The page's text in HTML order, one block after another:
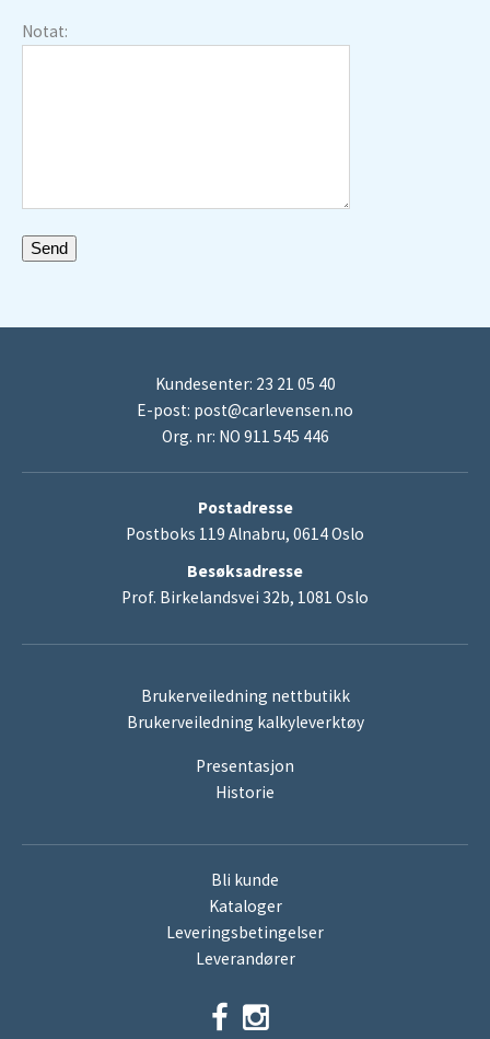
Notat:
Kundesenter: 23 21 05 40
E-post: post@carlevensen.no
Org. nr: NO 911 545 446
Postadresse
Postboks 119 Alnabru, 0614 Oslo
Besøksadresse
Prof. Birkelandsvei 32b, 1081 Oslo
Brukerveiledning nettbutikk
Brukerveiledning kalkyleverktøy
Presentasjon
Historie
Bli kunde
Kataloger
Leveringsbetingelser
Leverandører